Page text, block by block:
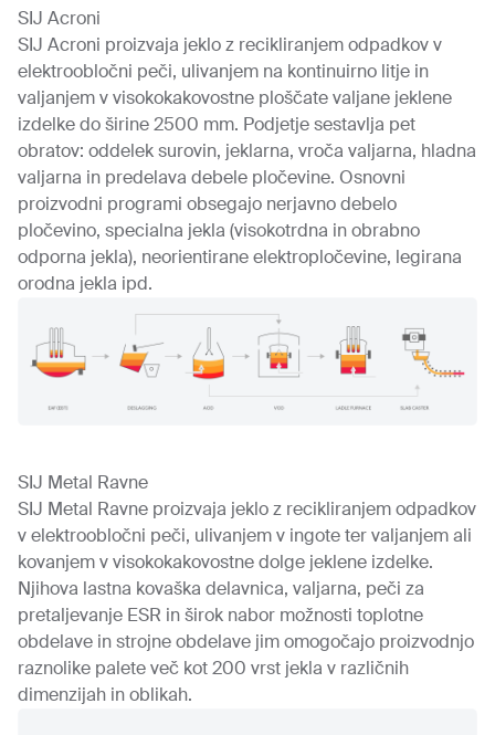
SIJ Acroni
SIJ Acroni proizvaja jeklo z recikliranjem odpadkov v
elektroobločni peči, ulivanjem na kontinuirno litje in
valjanjem v visokokakovostne ploščate valjane jeklene
izdelke do širine 2500 mm. Podjetje sestavlja pet
obratov: oddelek surovin, jeklarna, vroča valjarna, hladna
valjarna in predelava debele pločevine. Osnovni
proizvodni programi obsegajo nerjavno debelo
pločevino, specialna jekla (visokotrdna in obrabno
odporna jekla), neorientirane elektropločevine, legirana
orodna jekla ipd.
SIJ Metal Ravne
SIJ Metal Ravne proizvaja jeklo z recikliranjem odpadkov
v elektroobločni peči, ulivanjem v ingote ter valjanjem ali
kovanjem v visokokakovostne dolge jeklene izdelke.
Njihova lastna kovaška delavnica, valjarna, peči za
pretaljevanje ESR in širok nabor možnosti toplotne
obdelave in strojne obdelave jim omogočajo proizvodnjo
raznolike palete več kot 200 vrst jekla v različnih
dimenzijah in oblikah.